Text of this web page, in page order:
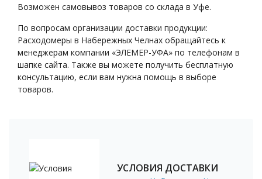
Возможен самовывоз товаров со склада в Уфе.
По вопросам организации доставки продукции:
Расходомеры в Набережных Челнах обращайтесь к
менеджерам компании «ЭЛЕМЕР-УФА» по телефонам в
шапке сайта. Также вы можете получить бесплатную
консультацию, если вам нужна помощь в выборе
товаров.
УСЛОВИЯ ДОСТАВКИ